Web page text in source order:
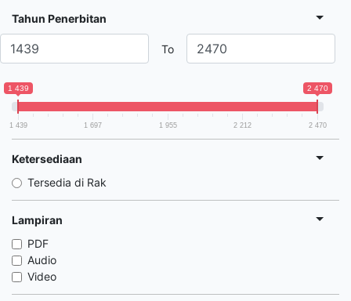
Tahun Penerbitan
To
1 439 2 470
1 439 1 697 1 955 2 212 2 470
Ketersediaan
Tersedia di Rak
Lampiran
PDF
Audio
Video